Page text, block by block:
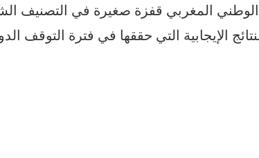
المغربي قفزة صغيرة في التصنيف
الإيجابية التي حققها في فترة التوقف